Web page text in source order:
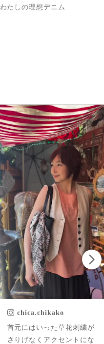
わたしの理想デニム
chica.chikako
首元にはいった草花刺繍が
さりげなくアクセントにな